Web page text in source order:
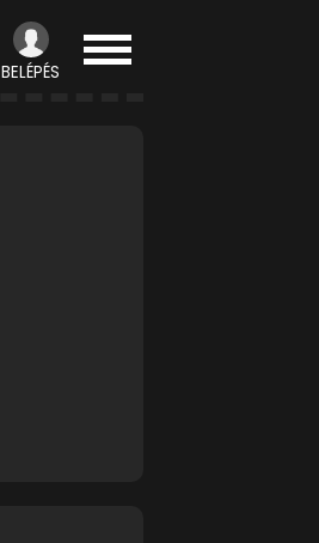
BELÉPÉS